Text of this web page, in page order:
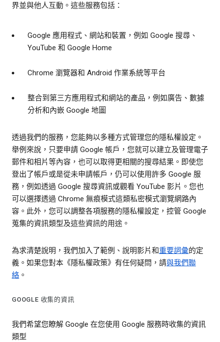
界並與他人互動。這些服務包括：
Google 應用程式、網站和裝置，例如 Google 搜尋、
YouTube 和 Google Home
Chrome 瀏覽器和 Android 作業系統等平台
整合到第三方應用程式和網站的產品，例如廣告、數據
分析和內嵌 Google 地圖
透過我們的服務，您能夠以多種方式管理您的隱私權設定。
舉例來說，只要申請 Google 帳戶，您就可以建立及管理電子
郵件和相片等內容，也可以取得更相關的搜尋結果。即使您
登出了帳戶或是從未申請帳戶，仍可以使用許多 Google 服
務，例如透過 Google 搜尋資訊或觀看 YouTube 影片。您也
可以選擇透過 Chrome 無痕模式這類私密模式瀏覽網路內
容。此外，您可以調整各項服務的隱私權設定，控管 Google
蒐集的資訊類型及這些資訊的用途。
為求清楚說明，我們加入了範例、說明影片和重要詞彙的定
義。如果您對本《隱私權政策》有任何疑問，請與我們聯
絡 。
GOOGLE 收集的資訊
我們希望您瞭解 Google 在您使用 Google 服務時收集的資訊
類型